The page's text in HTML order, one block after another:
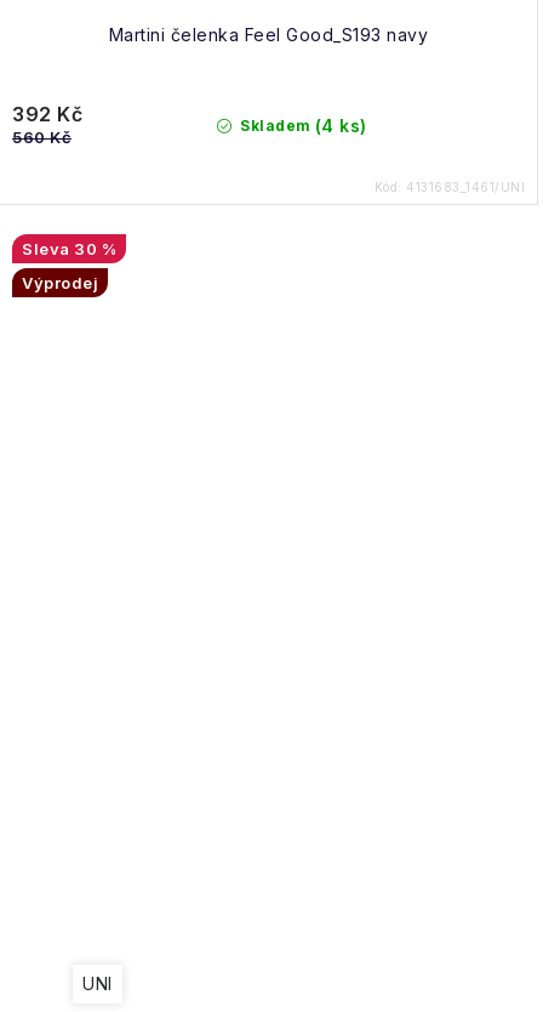
Martini čelenka Feel Good_S193 navy
Skladem (4 ks)
392 Kč
560 Kč
Kód: 4131683_1461/UNI
30 %
Výprodej
UNI